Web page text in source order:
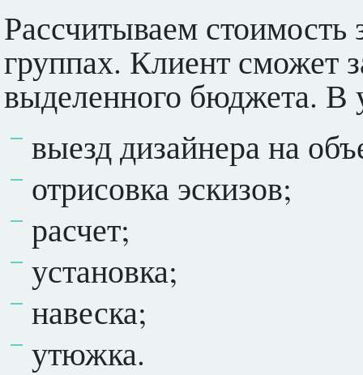
Рассчитываем стоимость
группах. Клиент сможет
выделенного бюджета. В
выезд дизайнера на
отрисовка эскизов;
расчет;
установка;
навеска;
утюжка.